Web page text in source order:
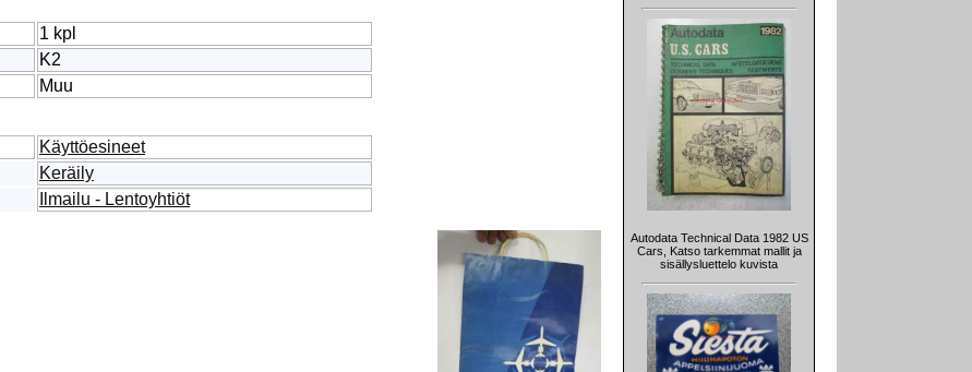
1 kpl
K2
Muu
Käyttöesineet
Keräily
Ilmailu - Lentoyhtiöt
Autodata Technical Data 1982 US
Cars, Katso tarkemmat mallit ja
sisällysluettelo kuvista